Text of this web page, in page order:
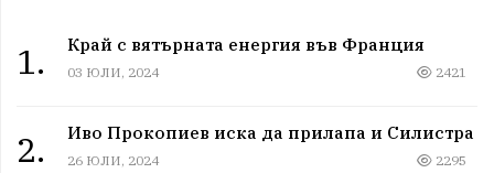
1. Край с вятърната енергия във Франция
03 ЮЛИ, 2024 2421
2. Иво Прокопиев иска да прилапа и Силистра
26 ЮЛИ, 2024 2295